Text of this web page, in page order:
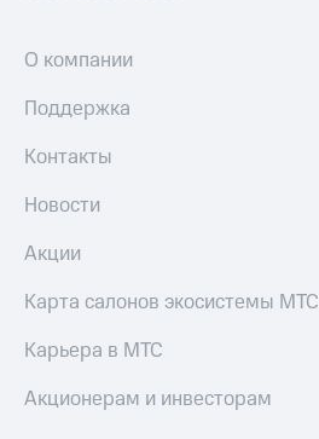
О компании
Поддержка
Контакты
Новости
Акции
Карта салонов экосистемы МТС
Карьера в МТС
Акционерам и инвесторам